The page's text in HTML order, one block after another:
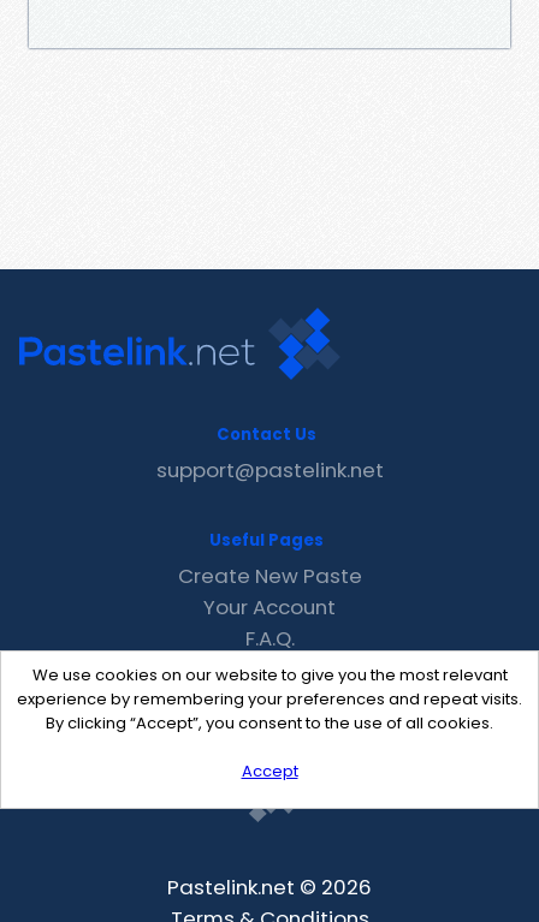
We use cookies on our website to give you the most relevant
experience by remembering your preferences and repeat visits.
By clicking “Accept”, you consent to the use of all cookies.
Accept
Contact Us
support@pastelink.net
Useful Pages
Create New Paste
Your Account
F.A.Q.
Recent
Contact
Pastelink.net © 2026